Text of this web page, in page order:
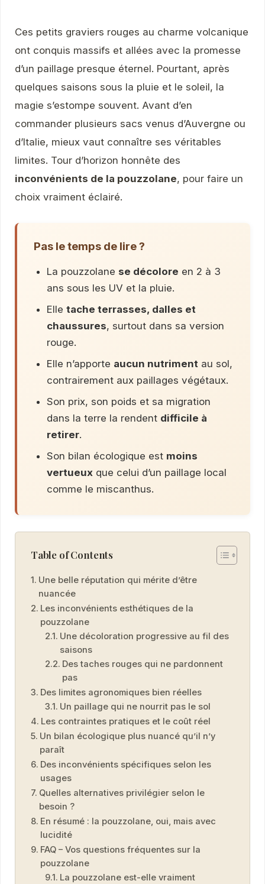
Ces petits graviers rouges au charme volcanique
ont conquis massifs et allées avec la promesse
d’un paillage presque éternel. Pourtant, après
quelques saisons sous la pluie et le soleil, la
magie s’estompe souvent. Avant d’en
commander plusieurs sacs venus d’Auvergne ou
d’Italie, mieux vaut connaître ses véritables
limites. Tour d’horizon honnête des
inconvénients de la pouzzolane, pour faire un
choix vraiment éclairé.
Pas le temps de lire ?
La pouzzolane se décolore en 2 à 3
ans sous les UV et la pluie.
Elle tache terrasses, dalles et
chaussures, surtout dans sa version
rouge.
Elle n’apporte aucun nutriment au sol,
contrairement aux paillages végétaux.
Son prix, son poids et sa migration
dans la terre la rendent difficile à
retirer.
Son bilan écologique est moins
vertueux que celui d’un paillage local
comme le miscanthus.
Table of Contents
Une belle réputation qui mérite d’être
nuancée
Les inconvénients esthétiques de la
pouzzolane
Une décoloration progressive au fil des
saisons
Des taches rouges qui ne pardonnent
pas
Des limites agronomiques bien réelles
Un paillage qui ne nourrit pas le sol
Les contraintes pratiques et le coût réel
Un bilan écologique plus nuancé qu’il n’y
paraît
Des inconvénients spécifiques selon les
usages
Quelles alternatives privilégier selon le
besoin ?
En résumé : la pouzzolane, oui, mais avec
lucidité
FAQ – Vos questions fréquentes sur la
pouzzolane
La pouzzolane est-elle vraiment